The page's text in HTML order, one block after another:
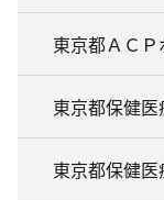
東京都ＡＣ
東京都保健
東京都保健